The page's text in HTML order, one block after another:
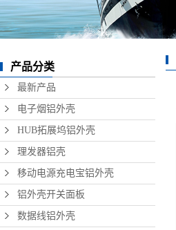
产品分类
最新产品
电子烟铝外壳
HUB拓展坞铝外壳
理发器铝壳
移动电源充电宝铝外壳
铝外壳开关面板
数据线铝外壳